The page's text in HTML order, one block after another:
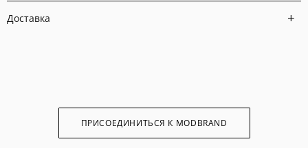
Доставка
ПРИСОЕДИНИТЬСЯ К MODBRAND